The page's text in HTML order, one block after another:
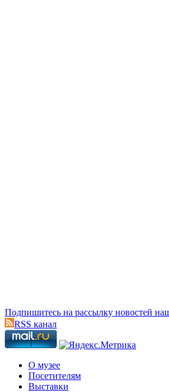
Подпишитесь на рассылку новостей
RSS канал
О музее
Посетителям
Выставки